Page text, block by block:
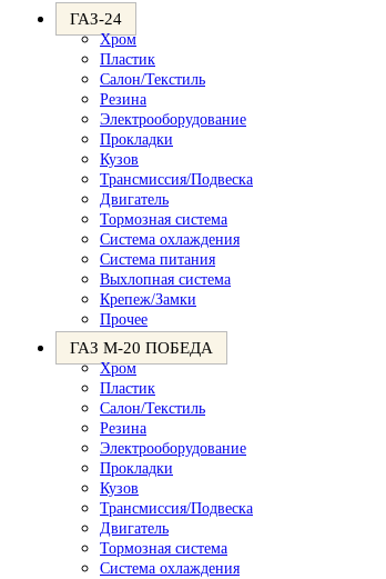
ГАЗ-24
Хром
Пластик
Салон/Текстиль
Резина
Электрооборудование
Прокладки
Кузов
Трансмиссия/Подвеска
Двигатель
Тормозная система
Система охлаждения
Система питания
Выхлопная система
Крепеж/Замки
Прочее
ГАЗ М-20 ПОБЕДА
Хром
Пластик
Салон/Текстиль
Резина
Электрооборудование
Прокладки
Кузов
Трансмиссия/Подвеска
Двигатель
Тормозная система
Система охлаждения